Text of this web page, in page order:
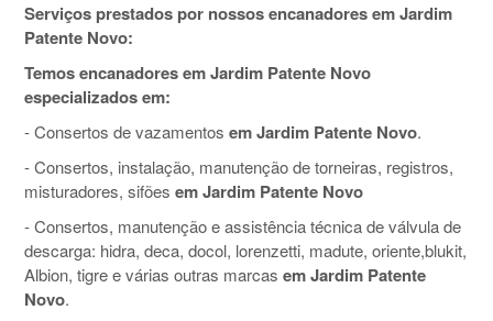
Serviços prestados por nossos encanadores em Jardim
Patente Novo:
Temos encanadores em Jardim Patente Novo
especializados em:
- Consertos de vazamentos em Jardim Patente Novo.
- Consertos, instalação, manutenção de torneiras, registros,
misturadores, sifões em Jardim Patente Novo
- Consertos, manutenção e assistência técnica de válvula de
descarga: hidra, deca, docol, lorenzetti, madute, oriente,blukit,
Albion, tigre e várias outras marcas em Jardim Patente
Novo.